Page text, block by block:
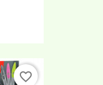
favorite_border